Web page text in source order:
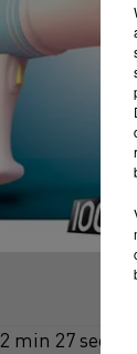
min 27 sec